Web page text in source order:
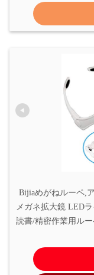
Bijiaめがねルーペ,
メガネ拡大鏡 LED
読書/精密作業用ル